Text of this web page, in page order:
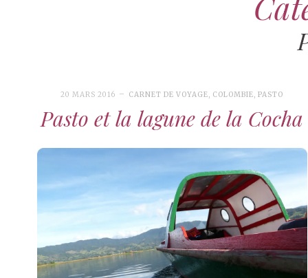
20 MARS 2016 CARNET DE VOYAGE, COLOMBIE,PASTO
Pasto et la lagune de la Cocha